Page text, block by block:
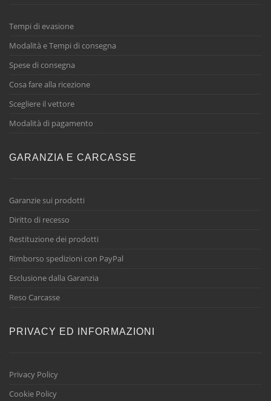
Tempi di evasione
Modalità e Tempi di consegna
Spese di consegna
Cosa fare alla ricezione
Scegliere il vettore
Modalità di pagamento
GARANZIA E CARCASSE
Garanzie sui prodotti
Diritto di recesso
Restituzione dei prodotti
Rimborso spedizioni con PayPal
Esclusione dalla Garanzia
Reso Carcasse
PRIVACY ED INFORMAZIONI
Privacy Policy
Cookie Policy